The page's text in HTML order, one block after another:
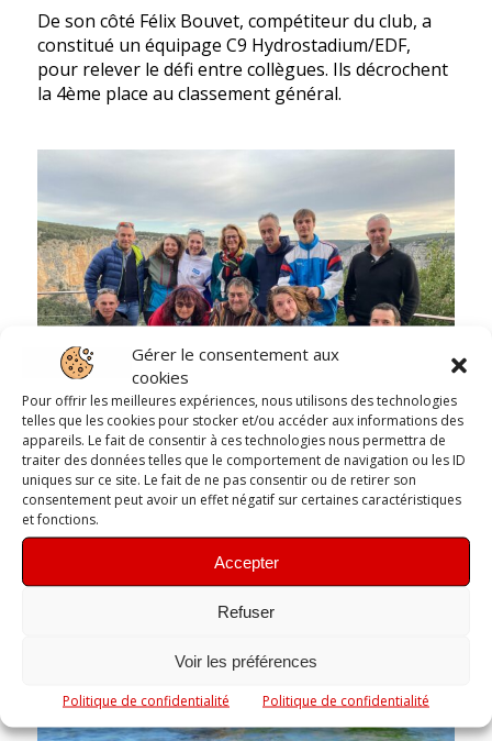
Gérer le consentement aux
cookies
Pour offrir les meilleures expériences, nous utilisons des technologies
telles que les cookies pour stocker et/ou accéder aux informations des
appareils. Le fait de consentir à ces technologies nous permettra de
traiter des données telles que le comportement de navigation ou les ID
uniques sur ce site. Le fait de ne pas consentir ou de retirer son
consentement peut avoir un effet négatif sur certaines caractéristiques
et fonctions.
Accepter
Refuser
Voir les préférences
Politique de confidentialité Politique de confidentialité
De son côté Félix Bouvet, compétiteur du club, a
constitué un équipage C9 Hydrostadium/EDF,
pour relever le défi entre collègues. Ils décrochent
la 4ème place au classement général.